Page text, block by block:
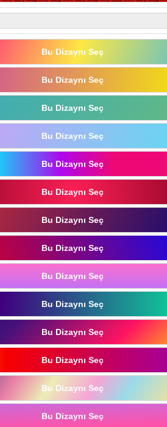
Bu Dizaynı Seç
Bu Dizaynı Seç
Bu Dizaynı Seç
Bu Dizaynı Seç
Bu Dizaynı Seç
Bu Dizaynı Seç
Bu Dizaynı Seç
Bu Dizaynı Seç
Bu Dizaynı Seç
Bu Dizaynı Seç
Bu Dizaynı Seç
Bu Dizaynı Seç
Bu Dizaynı Seç
Bu Dizaynı Seç